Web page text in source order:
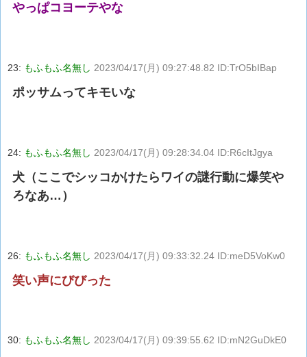
やっぱコヨーテやな
23: もふもふ名無し 2023/04/17(月) 09:27:48.82 ID:TrO5bIBap
ポッサムってキモいな
24: もふもふ名無し 2023/04/17(月) 09:28:34.04 ID:R6cItJgya
犬（ここでシッコかけたらワイの謎行動に爆笑や
ろなあ…）
26: もふもふ名無し 2023/04/17(月) 09:33:32.24 ID:meD5VoKw0
笑い声にびびった
30: もふもふ名無し 2023/04/17(月) 09:39:55.62 ID:mN2GuDkE0